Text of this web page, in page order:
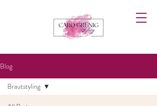
Blog
Brautstyling